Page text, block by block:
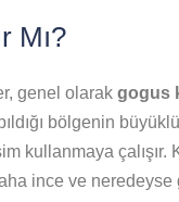
Mı?
genel olarak gogus
bölgenin
kullanmaya
ince ve neredeyse